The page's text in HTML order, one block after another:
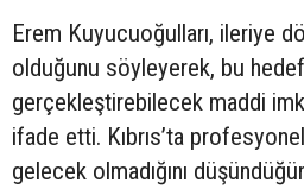
Erem Kuyucuoğulları, ileriye
olduğunu söyleyerek, bu
gerçekleştirebilecek maddi
ifade etti. Kıbrıs’ta
gelecek olmadığını